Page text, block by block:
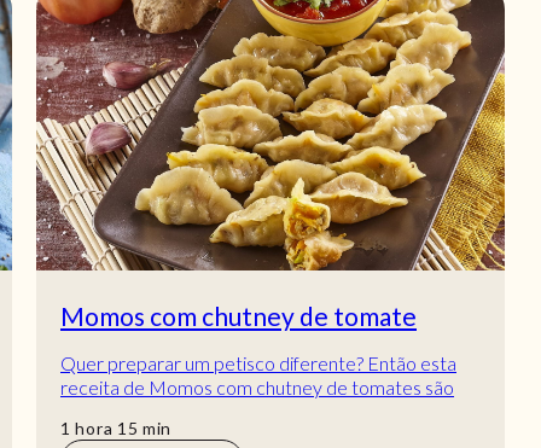
Momos com chutney de tomate
Quer preparar um petisco diferente? Então esta
receita de Momos com chutney de tomates são
a...
1 hora
hora 15 min
min